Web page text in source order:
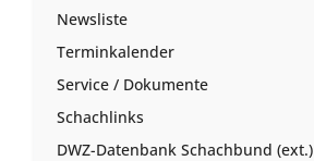
Newsliste
Terminkalender
Service / Dokumente
Schachlinks
DWZ-Datenbank Schachbund (ext.)